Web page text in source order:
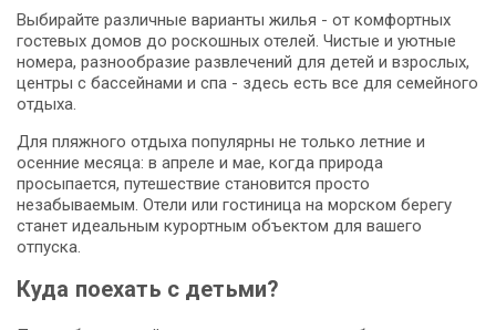
Выбирайте различные варианты жилья - от комфортных
гостевых домов до роскошных отелей. Чистые и уютные
номера, разнообразие развлечений для детей и взрослых,
центры с бассейнами и спа - здесь есть все для семейного
отдыха.
Для пляжного отдыха популярны не только летние и
осенние месяца: в апреле и мае, когда природа
просыпается, путешествие становится просто
незабываемым. Отели или гостиница на морском берегу
станет идеальным курортным объектом для вашего
отпуска.
Куда поехать с детьми?